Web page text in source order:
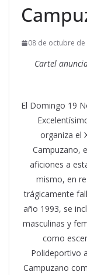
08 de octubre de
Cartel
El Domingo 19
organiza el
Campuzano,
aficiones a
mismo, en
trágicamente
año 1993, se
masculinas y
como
Polideportivo
Campuzano